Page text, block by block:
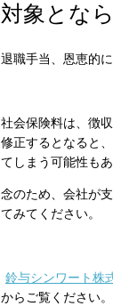
対象とな
退職手当、恩恵的
社会保険料は、徴
修正するとなると
てしまう可能性も
念のため、会社が
てみてください。
鈴与シンワート株
からご覧ください。